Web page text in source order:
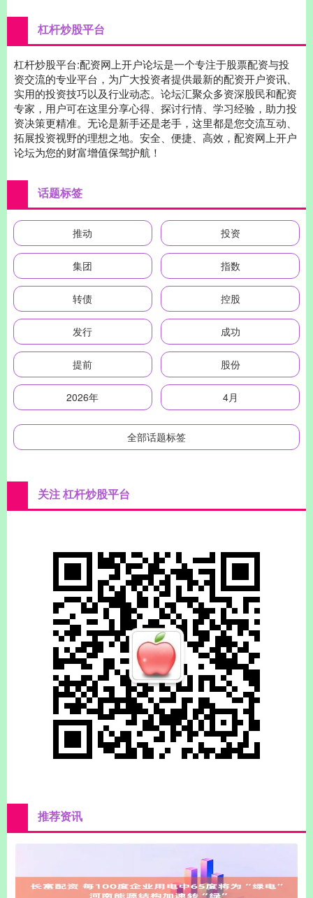
杠杆炒股平台
杠杆炒股平台:配资网上开户论坛是一个专注于股票配资与投
资交流的专业平台，为广大投资者提供最新的配资开户资讯、
实用的投资技巧以及行业动态。论坛汇聚众多资深股民和配资
专家，用户可在这里分享心得、探讨行情、学习经验，助力投
资决策更精准。无论是新手还是老手，这里都是您交流互动、
拓展投资视野的理想之地。安全、便捷、高效，配资网上开户
论坛为您的财富增值保驾护航！
话题标签
推动 投资
集团 指数
转债 控股
发行 成功
提前 股份
2026年 4月
全部话题标签
关注 杠杆炒股平台
推荐资讯